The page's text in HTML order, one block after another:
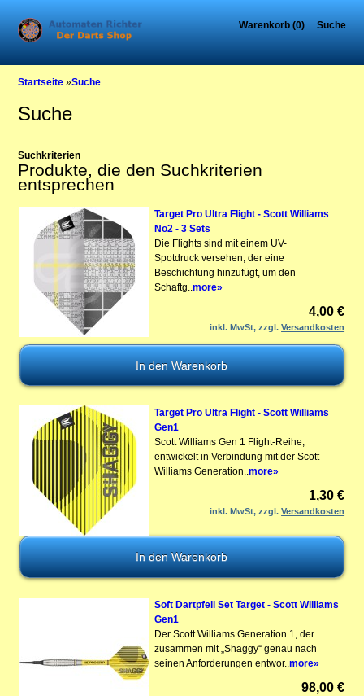
Warenkorb (0) Suche
Startseite »Suche
Suche
Suchkriterien
Produkte, die den Suchkriterien
entsprechen
Target Pro Ultra Flight - Scott Williams
No2 - 3 Sets
Die Flights sind mit einem UV-
Spotdruck versehen, der eine
Beschichtung hinzufügt, um den
Schaftg..more»
4,00 €
inkl. MwSt, zzgl.Versandkosten
Target Pro Ultra Flight - Scott Williams
Gen1
Scott Williams Gen 1 Flight-Reihe,
entwickelt in Verbindung mit der Scott
Williams Generation..more»
1,30 €
inkl. MwSt, zzgl.Versandkosten
Soft Dartpfeil Set Target - Scott Williams
Gen1
Der Scott Williams Generation 1, der
zusammen mit „Shaggy“ genau nach
seinen Anforderungen entwor.. more»
98,00 €